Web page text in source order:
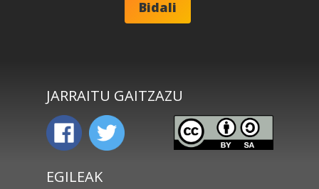
JARRAITU GAITZAZU
EGILEAK